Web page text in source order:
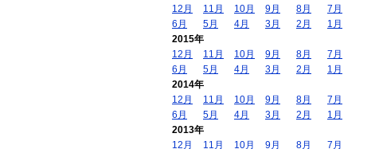
12月
11月 10月 9月 8月
7月
6月
5月 4月 3月 2月
1月
2015年
12月
11月 10月 9月 8月
7月
6月
5月 4月 3月 2月
1月
2014年
12月
11月 10月 9月 8月
7月
6月
5月 4月 3月 2月
1月
2013年
12月
11月 10月 9月 8月 7月